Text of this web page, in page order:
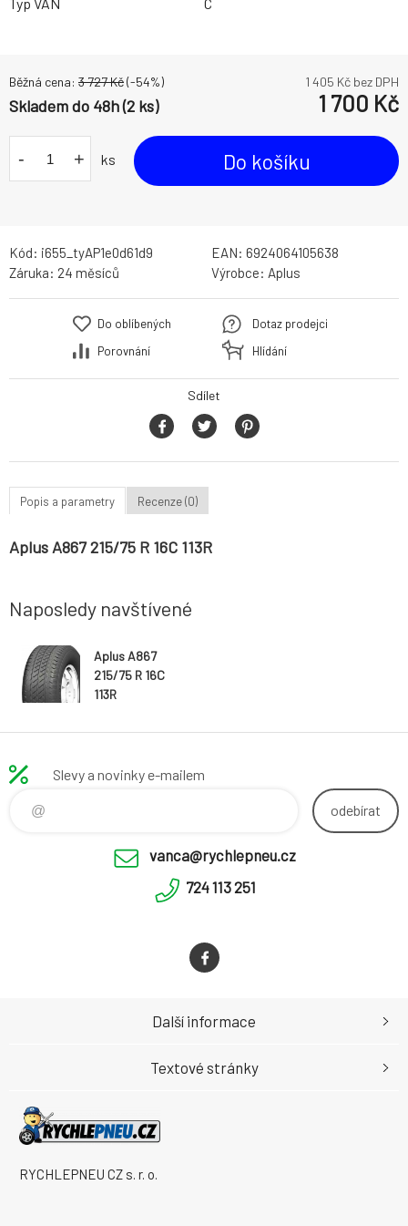
Běžná cena: 3 727Kč(-54%) 1 405 Kč bez DPH
Skladem do 48h (2 ks) 1 700 Kč
- + ks Do košíku
Kód: i655_tyAP1e0d61d9 EAN: 6924064105638
Záruka: 24 měsíců Výrobce: Aplus
Do oblíbených
Porovnání
Dotaz prodejci
Hlídání
Sdílet
Popis a parametry Recenze (0)
Aplus A867 215/75 R 16C 113R
Naposledy navštívené
Aplus A867
215/75 R 16C
113R
Slevy a novinky e-mailem
odebírat
vanca@rychlepneu.cz
724 113 251
RYCHLEPNEU CZ s. r. o.
Další informace
Textové stránky